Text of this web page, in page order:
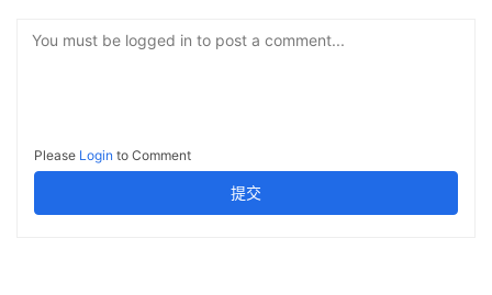
You must be logged in to post a comment...
Please Login to Comment
提交